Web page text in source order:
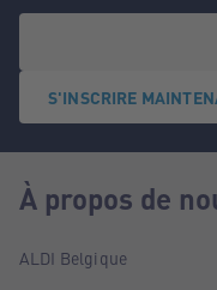
S'INSCRIRE
À propos de
ALDI Belgique